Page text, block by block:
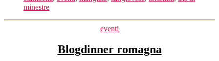
minestre
Categorie
eventi
Blogdinner romagna